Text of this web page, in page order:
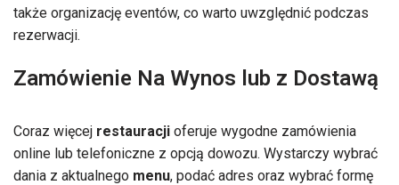
także organizację eventów, co warto uwzględnić podczas
rezerwacji.
Zamówienie Na Wynos lub z Dostawą
Coraz więcej restauracji oferuje wygodne zamówienia
online lub telefoniczne z opcją dowozu. Wystarczy wybrać
dania z aktualnego menu, podać adres oraz wybrać formę